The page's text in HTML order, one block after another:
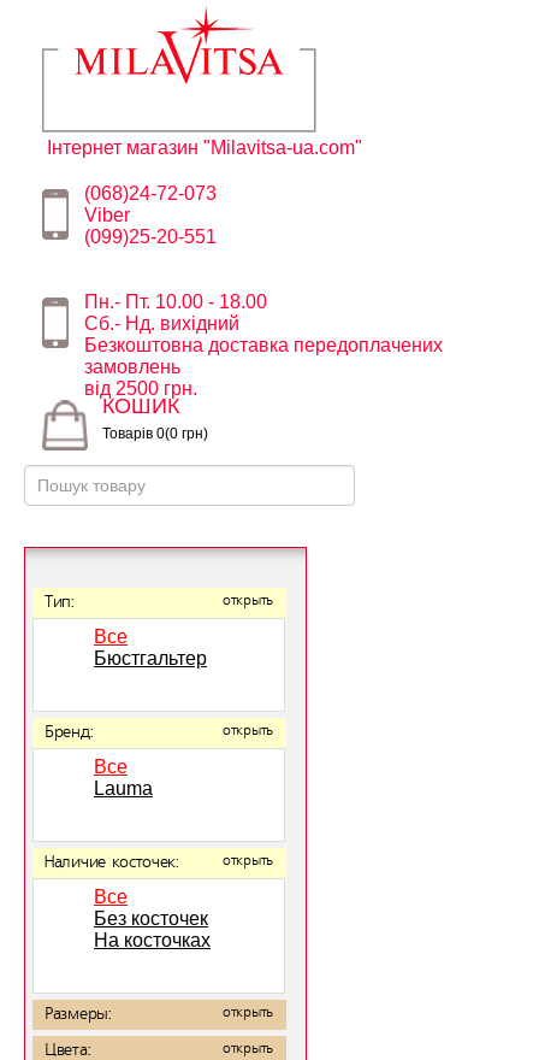
Інтернет магазин "Milavitsa-ua.com"
(068)24-72-073
Viber
(099)25-20-551
Пн.- Пт. 10.00 - 18.00
Сб.- Нд. вихідний
Безкоштовна доставка передоплачених
замовлень
від 2500 грн.
КОШИК
Товарів 0(0 грн)
Тип: открыть
Все
Бюстгальтер
Бренд: открыть
Все
Lauma
Наличие косточек: открыть
Все
Без косточек
На косточках
Размеры: открыть
Цвета: открыть